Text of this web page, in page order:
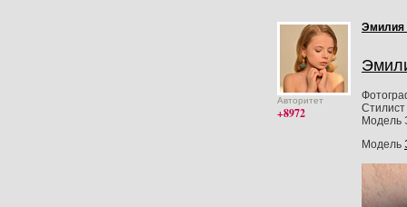
Авторитет
+8972
Эмилия
Стилист
Модель
Модель